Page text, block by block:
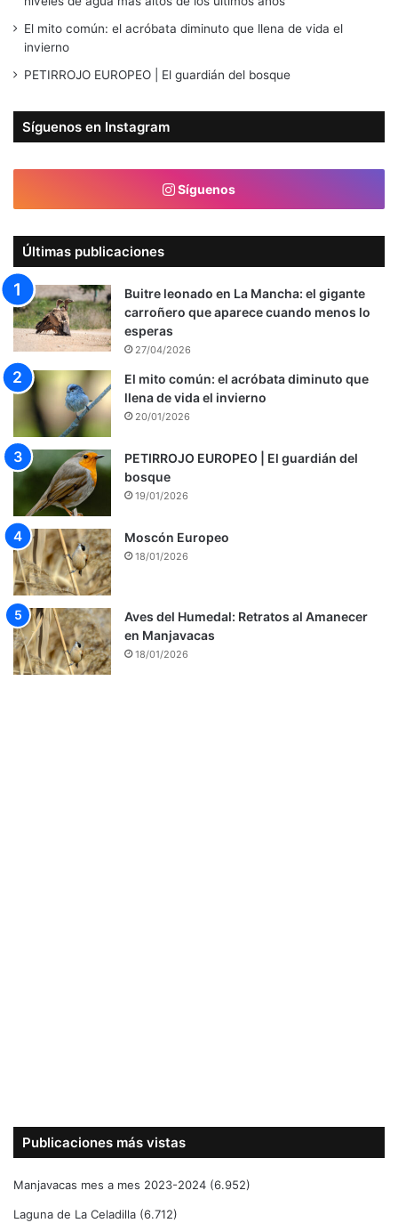
El mito común: el acróbata diminuto que llena de vida el
invierno
PETIRROJO EUROPEO | El guardián del bosque
Síguenos en Instagram
Síguenos
Últimas publicaciones
Buitre leonado en La Mancha: el gigante
carroñero que aparece cuando menos lo
esperas
27/04/2026
El mito común: el acróbata diminuto que
llena de vida el invierno
20/01/2026
PETIRROJO EUROPEO | El guardián del
bosque
19/01/2026
Moscón Europeo
18/01/2026
Aves del Humedal: Retratos al Amanecer
en Manjavacas
18/01/2026
Publicaciones más vistas
Manjavacas mes a mes 2023-2024 (6.952)
Laguna de La Celadilla (6.712)